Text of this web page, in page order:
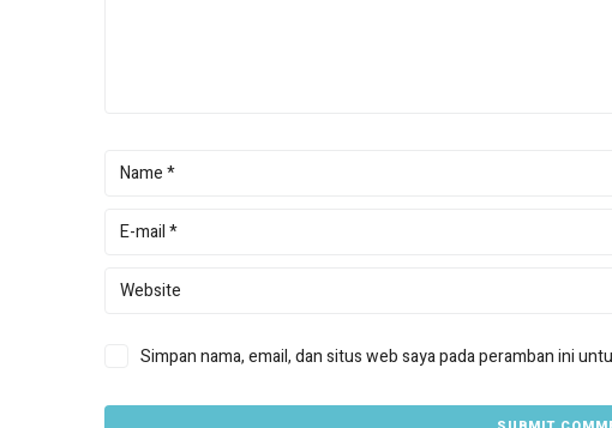
Simpan nama, email, dan situs web saya pada peramban ini